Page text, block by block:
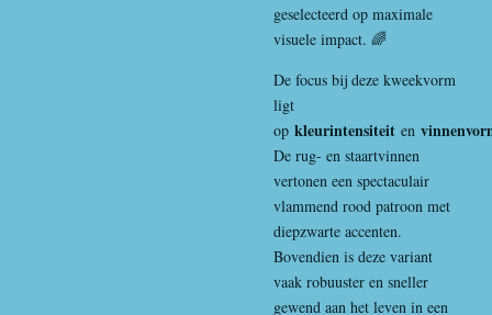
geselecteerd op maximale
visuele impact. 🌈
De focus bij deze kweekvorm
ligt
op kleurintensiteit en
De rug- en staartvinnen
vertonen een spectaculair
vlammend rood patroon met
diepzwarte accenten.
Bovendien is deze variant
vaak robuuster en sneller
gewend aan het leven in een